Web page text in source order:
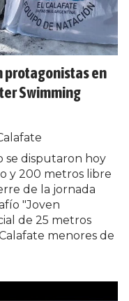
protagonistas en
Swimming
se disputaron hoy
y 200 metros libre
de la jornada
"Joven
de 25 metros
menores de